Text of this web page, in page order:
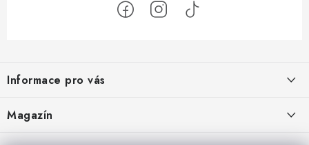
p
a
Informace pro vás
Velkoobchod
Magazín
Kombucha – osvěžující nápoj pro zdravé zažívání